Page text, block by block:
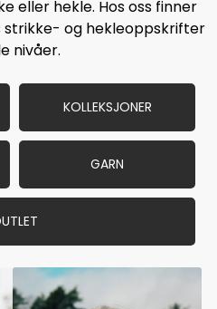
eller hekle. Hos oss finner
og hekleoppskrifter
nivåer.
KOLLEKSJONER
GARN